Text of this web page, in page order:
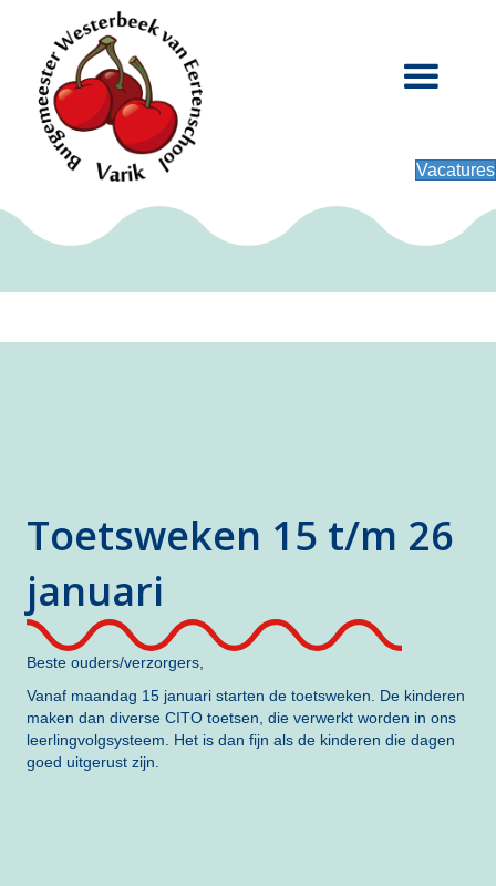
Vacatures
Toetsweken 15 t/m 26
januari
Beste ouders/verzorgers,
Vanaf maandag 15 januari starten de toetsweken. De kinderen
maken dan diverse CITO toetsen, die verwerkt worden in ons
leerlingvolgsysteem. Het is dan fijn als de kinderen die dagen
goed uitgerust zijn.